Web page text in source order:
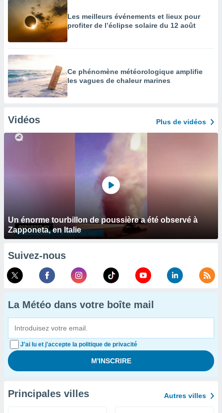
Les meilleurs événements et lieux pour
profiter de l’éclipse solaire du 12 août
Ce phénomène météorologique amplifie
les vagues de chaleur marines
Vidéos Plus de vidéos
Un énorme tourbillon de poussière a été observé à
Zapponeta, en Italie
Suivez-nous
La Météo dans votre boîte mail
J'ai lu et j'accepte la politique de privacité
Principales villes Autres villes